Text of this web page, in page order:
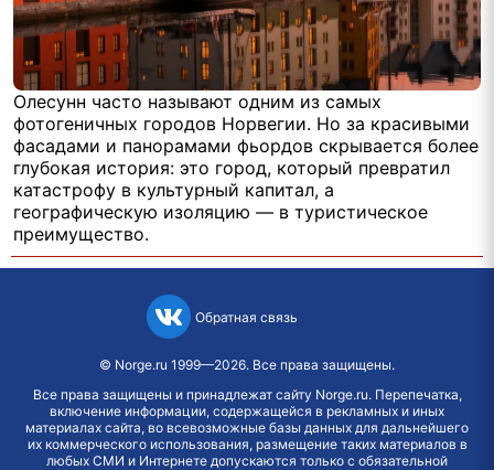
Олесунн часто называют одним из самых
фотогеничных городов Норвегии. Но за красивыми
фасадами и панорамами фьордов скрывается более
глубокая история: это город, который превратил
катастрофу в культурный капитал, а
географическую изоляцию — в туристическое
преимущество.
Обратная связь
© Norge.ru 1999—2026. Все права защищены.
Все права защищены и принадлежат сайту Norge.ru. Перепечатка,
включение информации, содержащейся в рекламных и иных
материалах сайта, во всевозможные базы данных для дальнейшего
их коммерческого использования, размещение таких материалов в
любых СМИ и Интернете допускаются только с обязательной